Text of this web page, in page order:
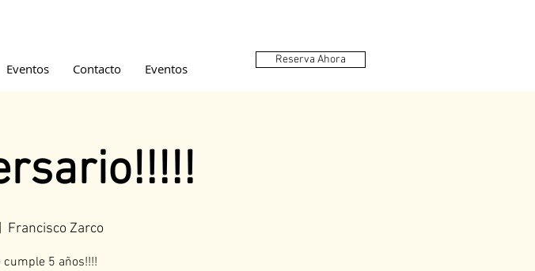
Eventos Contacto Eventos
Reserva Ahora
Francisco Zarco
cumple 5 años!!!!